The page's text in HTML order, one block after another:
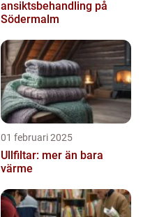
ansiktsbehandling på
Södermalm
01 februari 2025
Ullfiltar: mer än bara
värme